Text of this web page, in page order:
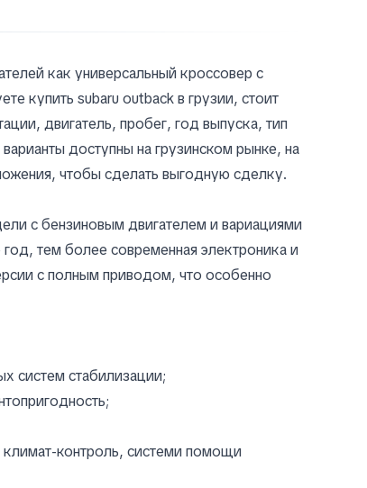
как универсальный кроссовер с
купить subaru outback в грузии, стоит
двигатель, пробег, год выпуска, тип
доступны на грузинском рынке, на
чтобы сделать выгодную сделку.
с бензиновым двигателем и вариациями
тем более современная электроника и
с полным приводом, что особенно
систем стабилизации;
контроль, системи помощи